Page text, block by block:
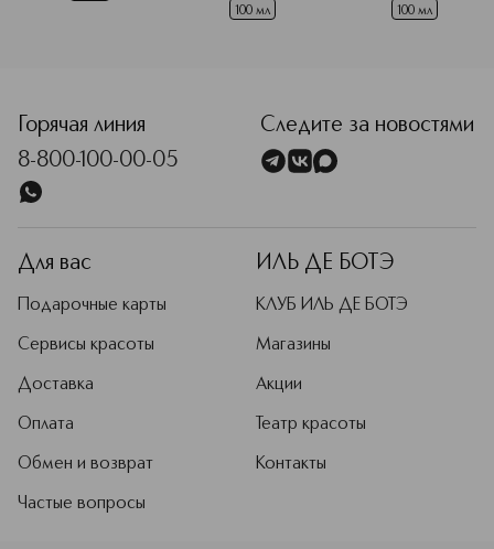
100 мл 100 мл
Горячая линия
8-800-100-00-05
Следите за новостями
Для вас
Подарочные карты
Сервисы красоты
Доставка
Оплата
Обмен и возврат
Частые вопросы
ИЛЬ ДЕ БОТЭ
КЛУБ ИЛЬ ДЕ БОТЭ
Магазины
Акции
Театр красоты
Контакты